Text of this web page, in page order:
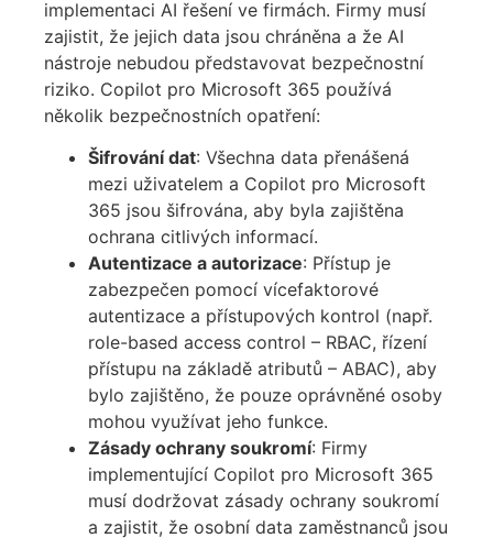
implementaci AI řešení ve firmách. Firmy musí
zajistit, že jejich data jsou chráněna a že AI
nástroje nebudou představovat bezpečnostní
riziko. Copilot pro Microsoft 365 používá
několik bezpečnostních opatření:
Šifrování dat: Všechna data přenášená
mezi uživatelem a Copilot pro Microsoft
365 jsou šifrována, aby byla zajištěna
ochrana citlivých informací.
Autentizace a autorizace: Přístup je
zabezpečen pomocí vícefaktorové
autentizace a přístupových kontrol (např.
role-based access control – RBAC, řízení
přístupu na základě atributů – ABAC), aby
bylo zajištěno, že pouze oprávněné osoby
mohou využívat jeho funkce.
Zásady ochrany soukromí: Firmy
implementující Copilot pro Microsoft 365
musí dodržovat zásady ochrany soukromí
a zajistit, že osobní data zaměstnanců jsou